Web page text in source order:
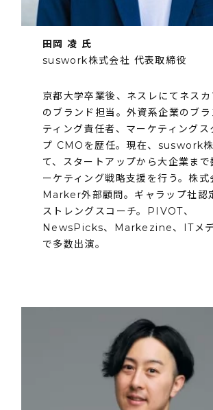
田岡 凌 氏
suswork株式会社 代表取締役
京都大学卒業後、ネスレにてネスカ
のブランド担当。外資系企業のブ
ティング責任者、マーケティングス
プ CMOを歴任。現在、suswork
て、スタートアップから大企業まで
ーケティング戦略支援を行う。株
Marker外部顧問。ギャラップ社認
ストレングスコーチ。PIVOT、
NewsPicks、Markezine、ITメデ
で多数出演。